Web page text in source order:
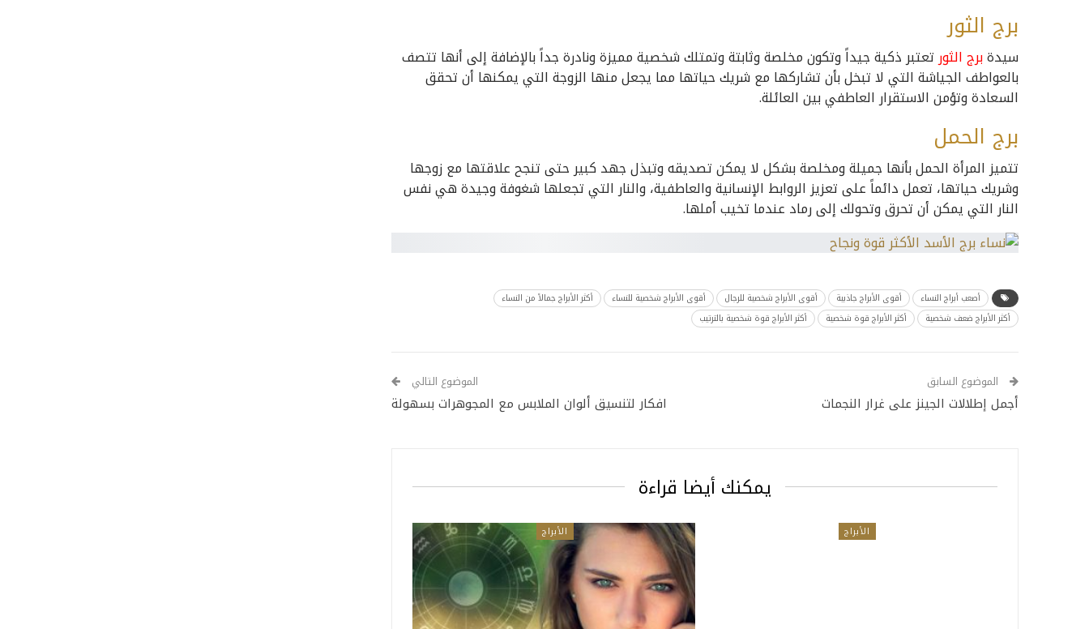
برج الثور
سيدةبرج الثورتعتبر ذكية جيداً وتكون مخلصة وثابتة وتمتلك شخصية مميزة ونادرة جداً بالإضافة إلى أنها تتصف
بالعواطف الجياشة التي لا تبخل بأن تشاركها مع شريك حياتها مما يجعل منها الزوجة التي يمكنها أن تحقق
السعادة وتؤمن الاستقرار العاطفي بين العائلة.
برج الحمل
تتميز المرأة الحمل بأنها جميلة ومخلصة بشكل لا يمكن تصديقه وتبذل جهد كبير حتى تنجح علاقتها مع زوجها
وشريك حياتها، تعمل دائماً على تعزيز الروابط الإنسانية والعاطفية، والنار التي تجعلها شغوفة وجيدة هي نفس
النار التي يمكن أن تحرق وتحولك إلى رماد عندما تخيب أملها.
أصعب أبراج النساء أقوى الأبراج جاذبية أقوى الأبراج شخصية للرجال أقوى الأبراج شخصية للنساء
أكثر الأبراج جمالاً من النساء
أكثر الأبراج ضعف شخصية
أكثر الأبراج قوة شخصية أكثر الأبراج قوة شخصية بالترتيب
الموضوع السابق
أجمل إطلالات الجينز على غرار النجمات
الموضوع التالي
افكار لتنسيق ألوان الملابس مع المجوهرات بسهولة
يمكنك أيضا قراءة
الأبراج الأبراج